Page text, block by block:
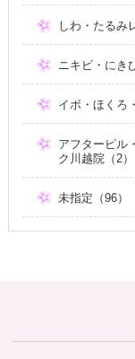
しわ・たるみ
ニキビ・にき
イボ・ほくろ
アフターピル
ク川越院（2）
未指定（96）